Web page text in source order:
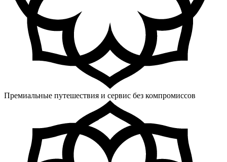
Премиальные путешествия и сервис без компромиссов